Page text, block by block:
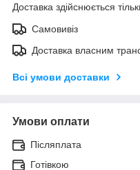
Доставка здійснюється
Самовивіз
Доставка власним
Всі умови доставки
Умови оплати
Післяплата
Готівкою